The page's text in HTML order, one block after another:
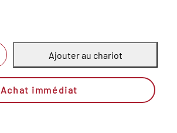
Ajouter au chariot
Achat immédiat